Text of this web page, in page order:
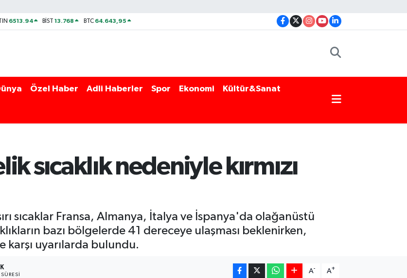
6513.94 BİST13.768 BTC 64.643,95
Özel Haber Adli Haberler Spor Ekonomi Kültür&Sanat
sıcaklık nedeniyle kırmızı
sıcaklar Fransa, Almanya, İtalya ve İspanya'da olağanüstü
bazı bölgelerde 41 dereceye ulaşması beklenirken,
karşı uyarılarda bulundu.
A- A+